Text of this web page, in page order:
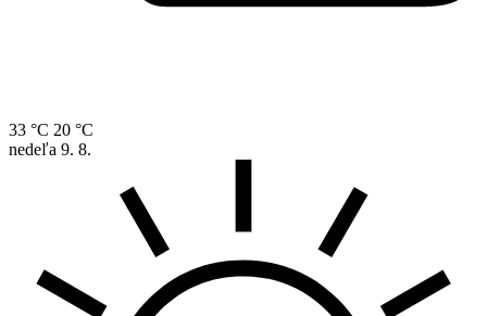
33 °C 20 °C
nedeľa 9. 8.